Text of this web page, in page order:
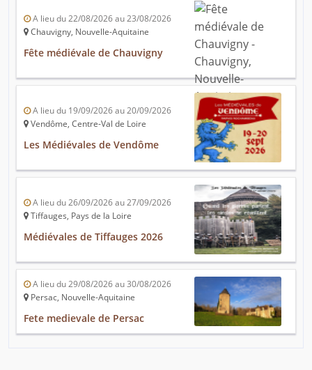
A lieu du 22/08/2026 au 23/08/2026
Chauvigny, Nouvelle-Aquitaine
Fête médiévale de Chauvigny
A lieu du 19/09/2026 au 20/09/2026
Vendôme, Centre-Val de Loire
Les Médiévales de Vendôme
A lieu du 26/09/2026 au 27/09/2026
Tiffauges, Pays de la Loire
Médiévales de Tiffauges 2026
A lieu du 29/08/2026 au 30/08/2026
Persac, Nouvelle-Aquitaine
Fete medievale de Persac